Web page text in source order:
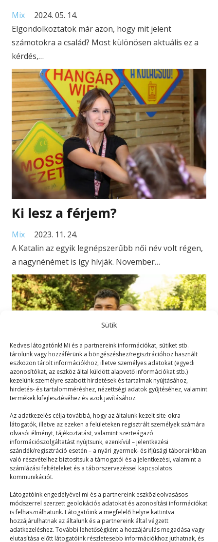
Sütik
Kedves látogatónk! Mi és a partnereink információkat, sütiket stb.
tárolunk vagy hozzáférünk a böngészéshez/regisztrációhoz használt
eszközön tárolt információkhoz, illetve személyes adatokat (egyedi
azonosítókat, az eszköz által küldött alapvető információkat stb.)
kezelünk személyre szabott hirdetések és tartalmak nyújtásához,
hirdetés- és tartalomméréshez, nézettségi adatok gyűjtéséhez, valamint
termékek kifejlesztéséhez és azok javításához.
Az adatkezelés célja továbbá, hogy az általunk kezelt site-okra
látogatók, illetve az ezeken a felületeken regisztrált személyek számára
olvasói élményt, tájékoztatást, valamint szerteágazó
információszolgáltatást nyújtsunk, ezenkívül – jelentkezési
szándék/regisztráció esetén – a nyári gyermek- és ifjúsági táborainkban
való részvételhez biztosítsuk a támogatói és a jelentkezési, valamint a
számlázási feltételeket és a táborszervezéssel kapcsolatos
kommunikációt.
Látogatóink engedélyével mi és a partnereink eszközleolvasásos
módszerrel szerzett geolokációs adatokat és azonosítási információkat
is felhasználhatunk. Látogatóink a megfelelő helyre kattintva
hozzájárulhatnak az általunk és a partnereink által végzett
adatkezeléshez. További lehetőségként a hozzájárulás megadása vagy
elutasítása előtt látogatóink részletesebb információkhoz juthatnak, és
Mix
2024. 05. 14.
Elgondolkoztatok már azon, hogy mit jelent
számotokra a család? Most különösen aktuális ez a
kérdés,…
Ki lesz a férjem?
Mix
2023. 11. 24.
A Katalin az egyik legnépszerűbb női név volt régen,
a nagynénémet is így hívják. November…
Vonzáskörzet
Mix
2026. 02. 12.
Vannak az életben azok a dolgok, amiket ha egyszer-
egyszer megcsinálsz, az szexi. Aztán ott vannak…